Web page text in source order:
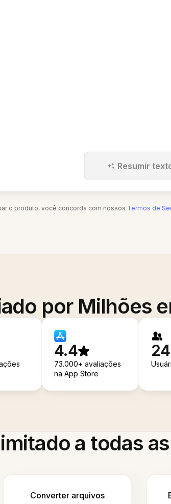
Resumir
o produto, você concorda com nossos Termos de
por Milhões
4.4
73.000+ avaliações
na App Store
a todas
Converter arquivos